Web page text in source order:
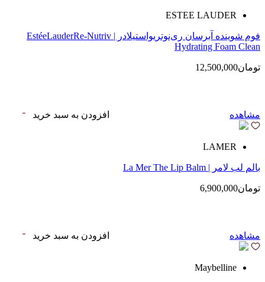
ESTEE LAUDER
فوم شوینده آبرسان ری‌نوتریواستیلادر | EstéeLauderRe-Nutriv
Hydrating Foam Clean
تومان12,500,000
مشاهده افزودن به سبد خرید
LAMER
بالم لب لامر | La Mer The Lip Balm
تومان6,900,000
مشاهده افزودن به سبد خرید
Maybelline